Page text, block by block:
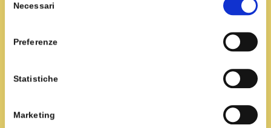
delNecessari
Preferenze
Statistiche
Marketing
45 g di acqua circa
1 bustina di Zafferano Leprotto
q.b Olio, sale